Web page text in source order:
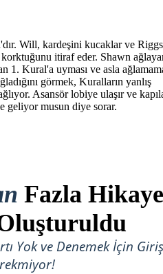
Will, kardeşini kucaklar ve
korktuğunu itiraf eder. Shawn
1. Kural'a uyması ve asla
görmek, Kuralların yanlış
Asansör lobiye ulaşır ve
geliyor musun diye sorar.
Fazla Hikaye
Yok ve Denemek İçin Giriş